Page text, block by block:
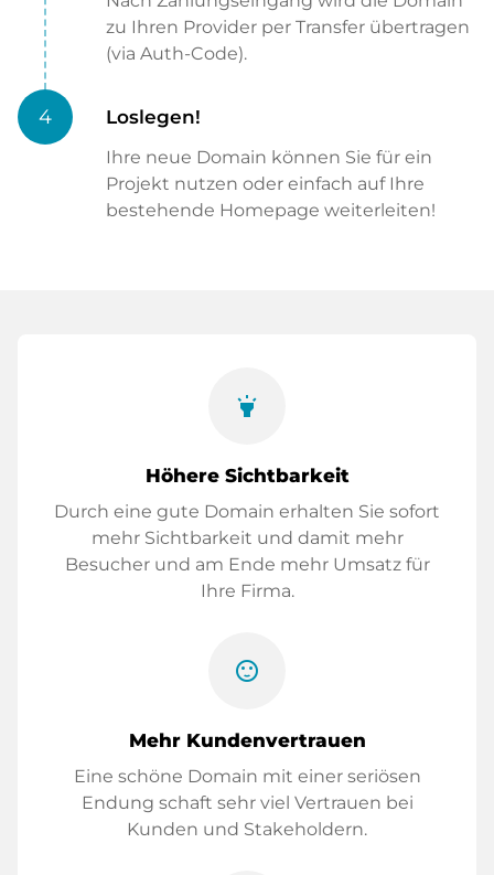
zu Ihren Provider per Transfer übertragen
(via Auth-Code).
4 Loslegen!
Ihre neue Domain können Sie für ein
Projekt nutzen oder einfach auf Ihre
bestehende Homepage weiterleiten!
highlight
Höhere Sichtbarkeit
Durch eine gute Domain erhalten Sie sofort
mehr Sichtbarkeit und damit mehr
Besucher und am Ende mehr Umsatz für
Ihre Firma.
sentiment_satisfied
Mehr Kundenvertrauen
Eine schöne Domain mit einer seriösen
Endung schaft sehr viel Vertrauen bei
Kunden und Stakeholdern.